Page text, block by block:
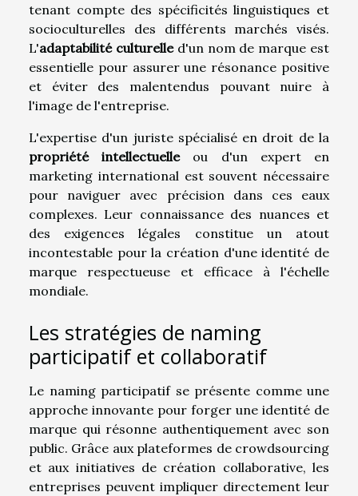
tenant compte des spécificités linguistiques et
socioculturelles des différents marchés visés.
L'adaptabilité culturelled'un nom de marque est
essentielle pour assurer une résonance positive
et éviter des malentendus pouvant nuire à
l'image de l'entreprise.
L'expertise d'un juriste spécialisé en droit de la
propriété intellectuelleou d'un expert en
marketing international est souvent nécessaire
pour naviguer avec précision dans ces eaux
complexes. Leur connaissance des nuances et
des exigences légales constitue un atout
incontestable pour la création d'une identité de
marque respectueuse et efficace à l'échelle
mondiale.
Les stratégies de naming
participatif et collaboratif
Le naming participatif se présente comme une
approche innovante pour forger une identité de
marque qui résonne authentiquement avec son
public. Grâce aux plateformes de crowdsourcing
et aux initiatives de création collaborative, les
entreprises peuvent impliquer directement leur